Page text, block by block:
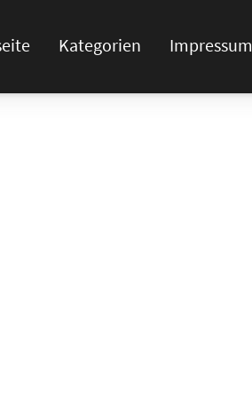
Kategorien Impressum